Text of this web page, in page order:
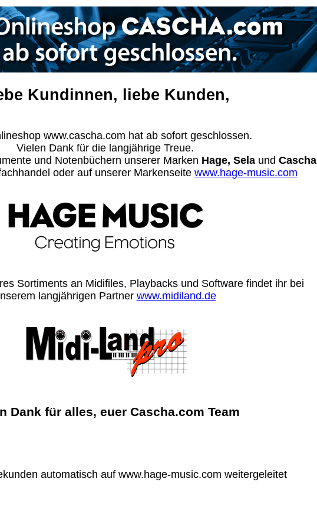
Kundinnen, liebe Kunden,
www.cascha.com hat ab sofort geschlossen.
Vielen Dank für die langjährige Treue.
und Notenbüchern unserer Marken Hage, Selaund Cascha
oder auf unserer Markenseite www.hage-music.com
Sortiments an Midifiles, Playbacks und Software findet ihr bei
langjährigen Partner www.midiland.de
Dank für alles, euer Cascha.com Team
automatisch auf www.hage-music.com weitergeleitet